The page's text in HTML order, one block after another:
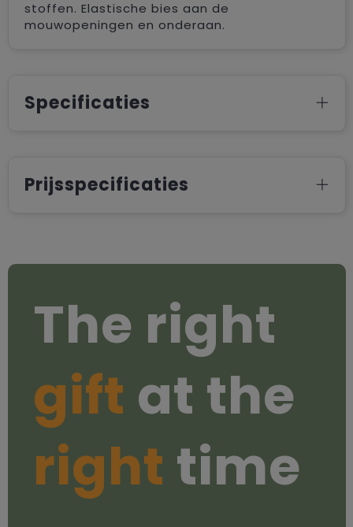
stoffen. Elastische bies aan de
mouwopeningen en onderaan.
Specificaties
Prijsspecificaties
The right
gift at the
right time